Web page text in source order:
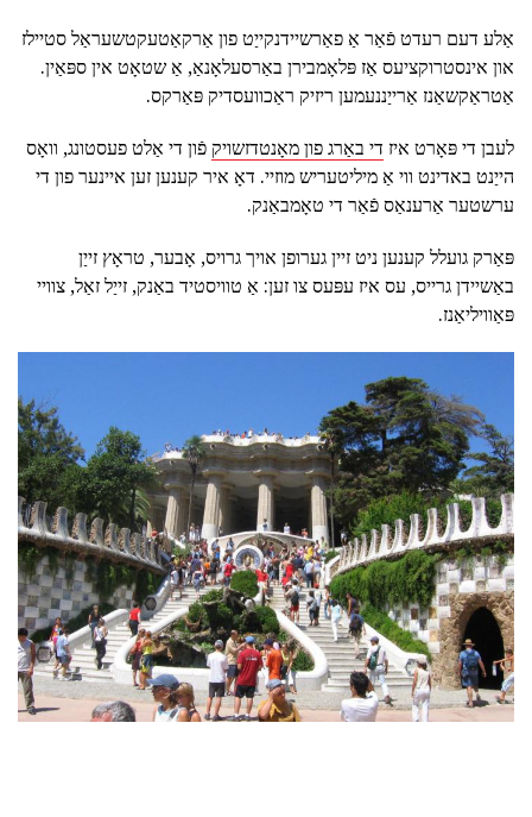
אַלע דעם רעדט פֿאַר אַ פאַרשיידנקייַט פון אַרקאַטעקטשעראַל סטיילז
און אינסטרוקציעס אַז פּלאָמבירן באַרסעלאָנאַ, אַ שטאָט אין ספּאַין.
אַטראַקשאַנז אַרייַננעמען ריזיק ראַכוועסדיק פּאַרקס.
לעבן די פּאָרט איז די באַרג פון מאָנטדזשויק פֿון די אַלט פעסטונג, וואָס
הייַנט באדינט ווי אַ מיליטעריש מוזיי. דאָ איר קענען זען איינער פון די
ערשטער אַרענאַס פֿאַר די טאָמבאַנק.
פּאַרק גועלל קענען ניט זיין גערופן אויך גרויס, אָבער, טראָץ זייַן
באַשיידן גרייס, עס איז עפּעס צו זען: אַ טוויסטיד באַנק, זייַל זאַל, צוויי
פּאַוויליאַנז.